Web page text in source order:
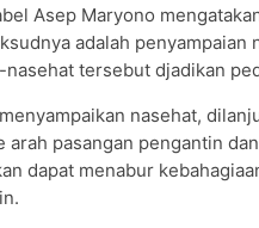
Asep Maryono
adalah
nasehat tersebut djadikan
nasehat,
arah pasangan pengantin
dapat menabur